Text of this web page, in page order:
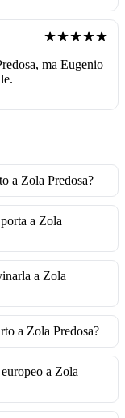
★★★★★
ma Eugenio
a Zola Predosa?
a Zola
a Zola
a Zola Predosa?
a Zola